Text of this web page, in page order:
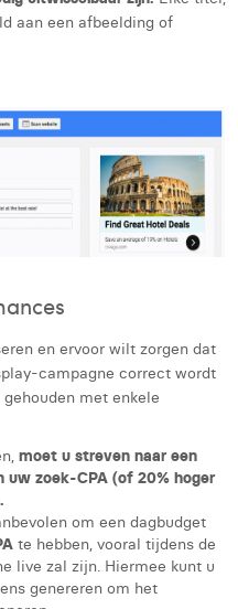
aan een afbeelding of
en ervoor wilt zorgen dat
campagne correct wordt
met enkele
moet u streven naar een
uw zoek-CPA (of 20% hoger
om een ​​dagbudget
te hebben, vooral tijdens de
live zal zijn. Hiermee kunt u
genereren om het